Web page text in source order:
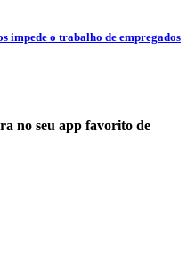
impede o trabalho de empregados
no seu app favorito de